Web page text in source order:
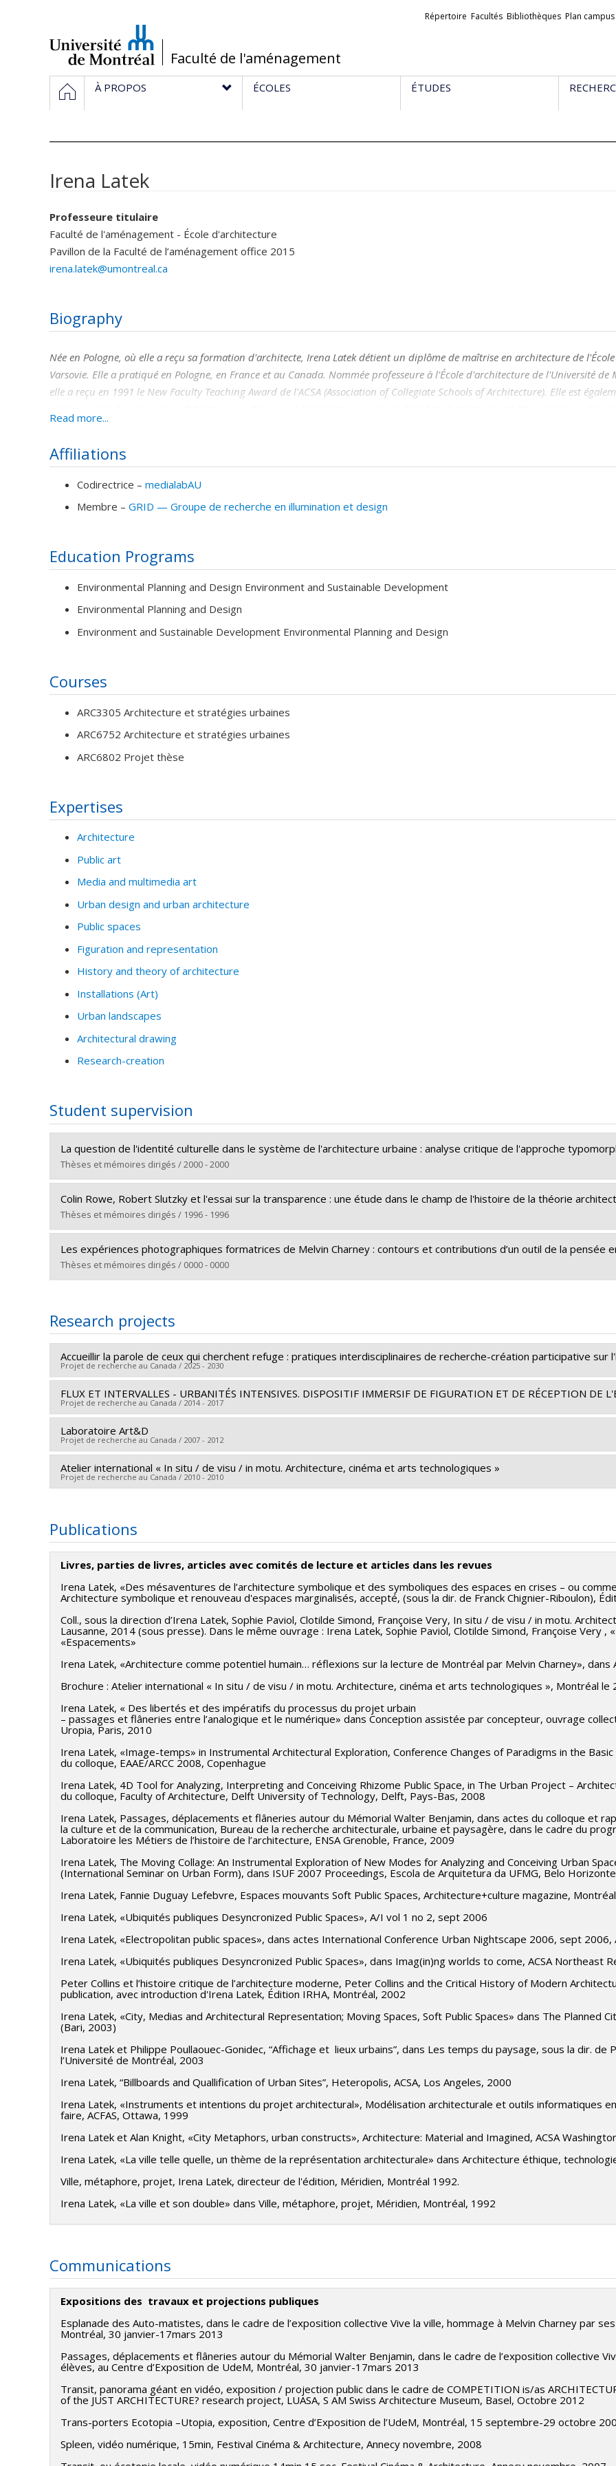
/Faculté de l'aménagement
Liens
Répertoire Facultés Bibliothèques Plan campus
Navigation
principale
HOMEÀ PROPOS ÉCOLES ÉTUDES
Irena Latek
Professeure titulaire
Faculté de l'aménagement - École d'architecture
Pavillon de la Faculté de l’aménagement office 2015
irena.latek@umontreal.ca
Biography
Née en Pologne, où elle a reçu sa formation d'architecte, Irena Latek détient un diplôme de maîtrise en architecture de
Varsovie. Elle a pratiqué en Pologne, en France et au Canada. Nommée professeure à l'École d'architecture de l'Université de
elle a reçu en 1991 le New Faculty Teaching Award de l'ACSA (Association of Collegiate Schools of Architecture). Elle est
en Allemagne. De 1997 à 2000, elle a dirigé l'Institut de recherche en histoire de l'architecture (IRHA), organisme
medialabAU consacré à l’exploration du projet architectural et urbain par les nouveaux médias. Elle est l'auteur de projets,
commissaire d'expositions qui témoignent de son intérêt pour les questions de la théorie, de la conception et de la
design de l’UQAM) en 1992, à NewYork (Galeria Frau) et à Paris (Pavillon de l'Arsenal) en 1995, le projet Espaces mouvants
présenté au festival Cinéma Architecture à Annecy en 2006.
Read more...
Affiliations
Codirectrice – medialabAU
Membre – GRID — Groupe de recherche en illumination et design
Education Programs
Environmental Planning and Design Environment and Sustainable Development
Environmental Planning and Design
Environment and Sustainable Development Environmental Planning and Design
Courses
ARC3305 Architecture et stratégies urbaines
ARC6752 Architecture et stratégies urbaines
ARC6802 Projet thèse
Expertises
Architecture
Public art
Media and multimedia art
Urban design and urban architecture
Public spaces
Figuration and representation
History and theory of architecture
Installations (Art)
Urban landscapes
Architectural drawing
Research-creation
Student supervision
La question de l'identité culturelle dans le système de l'architecture urbaine : analyse critique de l'approche
Thèses et mémoires dirigés / 2000 - 2000
Graduate : Couturier, Benoît
Cycle : Master's
Grade :M. Sc.
Lien vers le document dans Papyrus
Colin Rowe, Robert Slutzky et l'essai sur la transparence : une étude dans le champ de l'histoire de la théorie
Thèses et mémoires dirigés / 1996 - 1996
Graduate :Morales, Sergio
Cycle : Master's
Grade :M. Sc.
Les expériences photographiques formatrices de Melvin Charney : contours et contributions d’un outil de la pensée
Thèses et mémoires dirigés / 0000 - 0000
Cycle :Doctoral
Grade :Ph. D.
Lien vers le document dans Papyrus
Research projects
Accueillir la parole de ceux qui cherchent refuge : pratiques interdisciplinaires de recherche-création participative sur
Projet de recherche au Canada / 2025 - 2030
Lead researcher : Simon Harel
Co-researchers : Irena Latek,José Côté,Marie-Chantal Fortin,Catherine Mavrikakis,Alice Covatta,Olivier Beauchet
Saillant,Léonore Brassard
Funding sources:FRQSC/Fonds de recherche du Québec - Société et culture (FQRSC)
Grant programs:PVXXXXXX-(SE) Programme Soutien aux équipes de recherche - Stade de développement : Nouvelle
FLUX ET INTERVALLES - URBANITÉS INTENSIVES. DISPOSITIF IMMERSIF DE FIGURATION ET DE RÉCEPTION DE
Projet de recherche au Canada / 2014 - 2017
Lead researcher : Irena Latek
Funding sources:CRSH/Conseil de recherches en sciences humaines du Canada
Grant programs:PV152160-Subvention Connexion
Laboratoire Art&D
Projet de recherche au Canada / 2007 - 2012
Lead researcher : Luc Courchesne
Co-researchers : Irena Latek,Brian Massumi,Jean Piché,Sébastien Roy,Michel Duchesneau,Olivier Asselin,Tiiu
Atelier international « In situ / de visu / in motu. Architecture, cinéma et arts technologiques »
Projet de recherche au Canada / 2010 - 2010
Publications
Livres, parties de livres, articles avec comités de lecture et articles dans les revues
Irena Latek, «Des mésaventures de l’architecture symbolique et des symboliques des espaces en crises – ou
Architecture symbolique et renouveau d'espaces marginalisés, accepté, (sous la dir. de Franck Chignier-Riboulon),
Coll., sous la direction d’Irena Latek, Sophie Paviol, Clotilde Simond, Françoise Very, In situ / de visu / in motu.
Lausanne, 2014 (sous presse). Dans le même ouvrage : Irena Latek, Sophie Paviol, Clotilde Simond, Françoise Very
«Espacements»
Irena Latek, «Architecture comme potentiel humain… réflexions sur la lecture de Montréal par Melvin Charney», dans
Brochure : Atelier international « In situ / de visu / in motu. Architecture, cinéma et arts technologiques », Montréal
Irena Latek, « Des libertés et des impératifs du processus du projet urbain
– passages et flâneries entre l’analogique et le numérique» dans Conception assistée par concepteur, ouvrage
Uropia, Paris, 2010
Irena Latek, «Image-temps» in Instrumental Architectural Exploration, Conference Changes of Paradigms in the
du colloque, EAAE/ARCC 2008, Copenhague
Irena Latek, 4D Tool for Analyzing, Interpreting and Conceiving Rhizome Public Space, in The Urban Project –
du colloque, Faculty of Architecture, Delft University of Technology, Delft, Pays-Bas, 2008
Irena Latek, Passages, déplacements et flâneries autour du Mémorial Walter Benjamin, dans actes du colloque et
la culture et de la communication, Bureau de la recherche architecturale, urbaine et paysagère, dans le cadre du
Laboratoire les Métiers de l’histoire de l’architecture, ENSA Grenoble, France, 2009
Irena Latek, The Moving Collage: An Instrumental Exploration of New Modes for Analyzing and Conceiving Urban
(International Seminar on Urban Form), dans ISUF 2007 Proceedings, Escola de Arquitetura da UFMG, Belo
Irena Latek, Fannie Duguay Lefebvre, Espaces mouvants Soft Public Spaces, Architecture+culture magazine,
Irena Latek, «Ubiquités publiques Desyncronized Public Spaces», A/I vol 1 no 2, sept 2006
Irena Latek, «Electropolitan public spaces», dans actes International Conference Urban Nightscape 2006, sept 2006,
Irena Latek, «Ubiquités publiques Desyncronized Public Spaces», dans Imag(in)ng worlds to come, ACSA Northeast
Peter Collins et l’histoire critique de l’architecture moderne, Peter Collins and the Critical History of Modern
publication, avec introduction d'Irena Latek, Édition IRHA, Montréal, 2002
Irena Latek, «City, Medias and Architectural Representation; Moving Spaces, Soft Public Spaces» dans The Planned
(Bari, 2003)
Irena Latek et Philippe Poullaouec-Gonidec, “Affichage et lieux urbains”, dans Les temps du paysage, sous la dir. de
l’Université de Montréal, 2003
Irena Latek, “Billboards and Quallification of Urban Sites”, Heteropolis, ACSA, Los Angeles, 2000
Irena Latek, «Instruments et intentions du projet architectural», Modélisation architecturale et outils informatiques
faire, ACFAS, Ottawa, 1999
Irena Latek et Alan Knight, «City Metaphors, urban constructs», Architecture: Material and Imagined, ACSA
Irena Latek, «La ville telle quelle, un thème de la représentation architecturale» dans Architecture éthique,
Ville, métaphore, projet, Irena Latek, directeur de l'édition, Méridien, Montréal 1992.
Irena Latek, «La ville et son double» dans Ville, métaphore, projet, Méridien, Montréal, 1992
Communications
Expositions des travaux et projections publiques
Esplanade des Auto-matistes, dans le cadre de l’exposition collective Vive la ville, hommage à Melvin Charney par
Montréal, 30 janvier-17mars 2013
Passages, déplacements et flâneries autour du Mémorial Walter Benjamin, dans le cadre de l’exposition collective
élèves, au Centre d’Exposition de UdeM, Montréal, 30 janvier-17mars 2013
Transit, panorama géant en vidéo, exposition / projection public dans le cadre de COMPETITION is/as
of the JUST ARCHITECTURE? research project, LUASA, S AM Swiss Architecture Museum, Basel, Octobre 2012
Trans-porters Ecotopia –Utopia, exposition, Centre d’Exposition de l’UdeM, Montréal, 15 septembre-29 octobre
Spleen, vidéo numérique, 15min, Festival Cinéma & Architecture, Annecy novembre, 2008